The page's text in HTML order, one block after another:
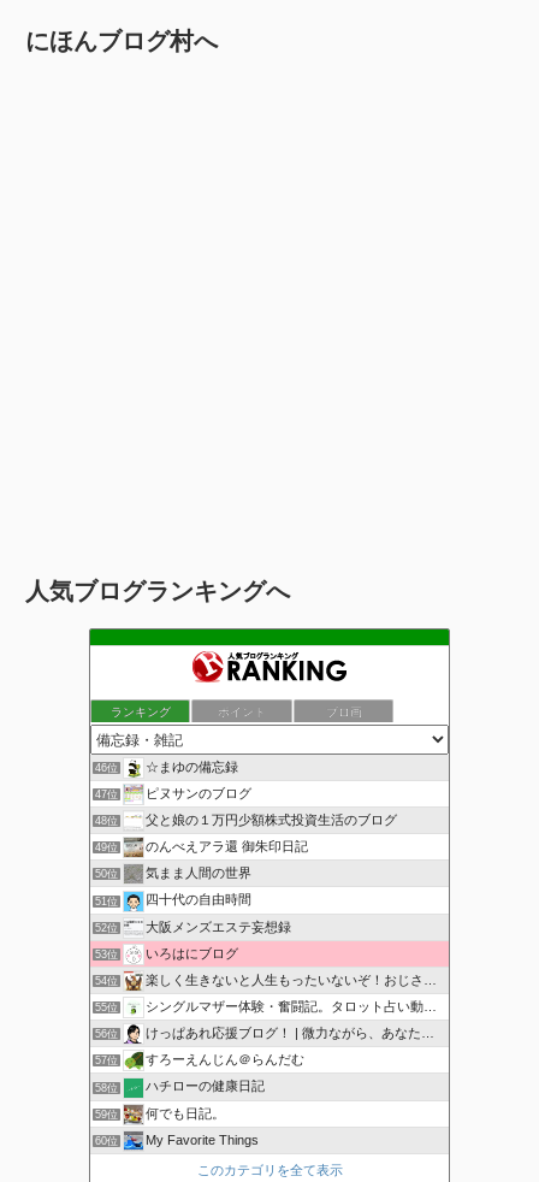
送
にほんブログ村へ
人気ブログランキングへ
ランキング ポイント ブロ画
46位 ☆まゆの備忘録
47位 ピヌサンのブログ
48位 父と娘の１万円少額株式投資生活のブログ
49位 のんべえアラ還 御朱印日記
50位 気まま人間の世界
51位 四十代の自由時間
52位 大阪メンズエステ妄想録
53位 いろはにブログ
54位 楽しく生きないと人生もったいないぞ！おじさんのブログ
55位 シングルマザー体験・奮闘記。タロット占い動画も配信中。
56位 けっぱあれ応援ブログ！ | 微力ながら、あなたを応援！
57位 すろーえんじん＠らんだむ
58位 ハチローの健康日記
59位 何でも日記。
60位 My Favorite Things
このカテゴリを全て表示